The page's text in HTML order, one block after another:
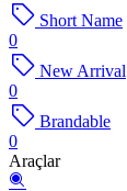
Short Name
0
New Arrival
0
Brandable
0
Araçlar